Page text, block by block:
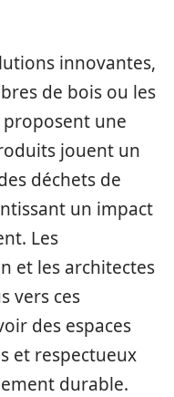
innovantes,
de bois ou les
une
jouent un
déchets de
un impact
Les
et les architectes
vers ces
des espaces
et respectueux
durable.